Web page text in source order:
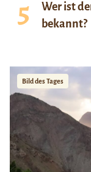
Wer ist
bekannt?
Bild des Tages